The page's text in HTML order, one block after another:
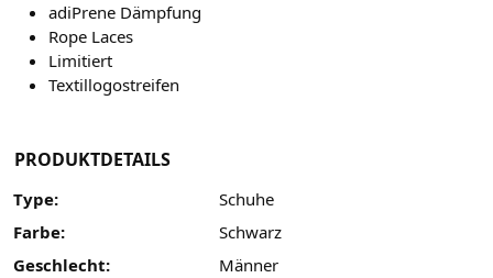
adiPrene Dämpfung
Rope Laces
Limitiert
Textillogostreifen
PRODUKTDETAILS
Type:
Schuhe
Farbe:
Schwarz
Geschlecht:
Männer